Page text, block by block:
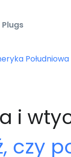
Południowa
i
czy